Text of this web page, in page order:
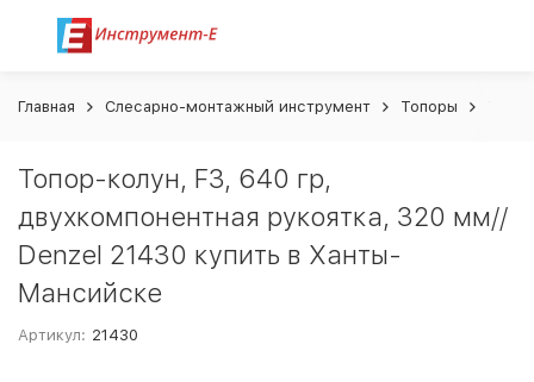
Главная Слесарно-монтажный инструмент Топоры
Топор-колун, F3, 640 гр,
двухкомпонентная рукоятка, 320 мм//
Denzel 21430 купить в Ханты-
Мансийске
Артикул: 21430